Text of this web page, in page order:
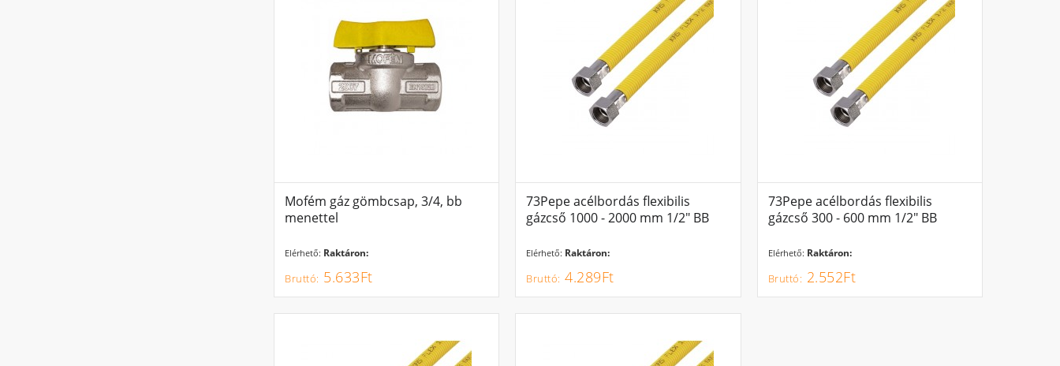
Mofém gáz gömbcsap, 3/4, bb
menettel
Elérhető: Raktáron:
5.633Ft
73Pepe acélbordás flexibilis
gázcső 1000 - 2000 mm 1/2" BB
Elérhető: Raktáron:
4.289Ft
73Pepe acélbordás flexibilis
gázcső 300 - 600 mm 1/2" BB
Elérhető: Raktáron:
2.552Ft